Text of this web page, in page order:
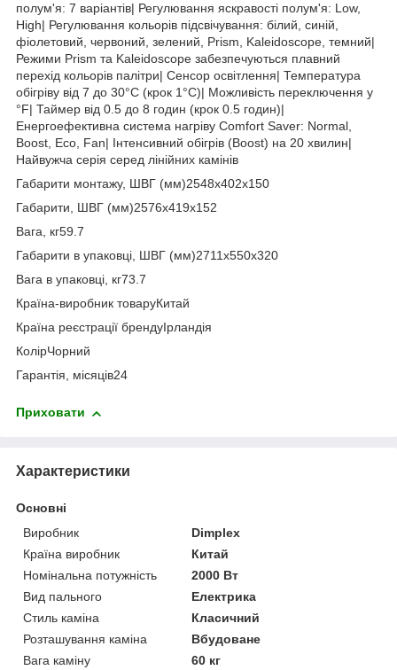
полум'я: 7 варіантів| Регулювання яскравості полум'я: Low,
High| Регулювання кольорів підсвічування: білий, синій,
фіолетовий, червоний, зелений, Prism, Kaleidoscope, темний|
Режими Prism та Kaleidoscope забезпечуються плавний
перехід кольорів палітри| Сенсор освітлення| Температура
обігріву від 7 до 30°C (крок 1°C)| Можливість переключення у
°F| Таймер від 0.5 до 8 годин (крок 0.5 годин)|
Енергоефективна система нагріву Comfort Saver: Normal,
Boost, Eco, Fan| Інтенсивний обігрів (Boost) на 20 хвилин|
Найвужча серія серед лінійних камінів
Габарити монтажу, ШВГ (мм)2548x402x150
Габарити, ШВГ (мм)2576x419x152
Вага, кг59.7
Габарити в упаковці, ШВГ (мм)2711x550x320
Вага в упаковці, кг73.7
Країна-виробник товаруКитай
Країна реєстрації брендуІрландія
КолірЧорний
Гарантія, місяців24
Приховати
Характеристики
Основні
Виробник
Dimplex
Країна виробник
Китай
Номінальна потужність
2000 Вт
Вид пального
Електрика
Стиль каміна
Класичний
Розташування каміна
Вбудоване
Вага каміну
60 кг